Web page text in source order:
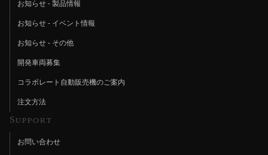
お知らせ - 製品情報
お知らせ - イベント情報
お知らせ - その他
開発車両募集
コラボレート自動販売機のご案内
注文方法
Support
お問い合わせ